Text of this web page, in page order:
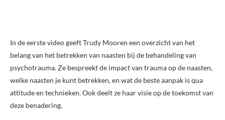
In de eerste video geeft Trudy Mooren een overzicht van het
belang van het betrekken van naasten bij de behandeling van
psychotrauma. Ze bespreekt de impact van trauma op de naasten,
welke naasten je kunt betrekken, en wat de beste aanpak is qua
attitude en technieken. Ook deelt ze haar visie op de toekomst van
deze benadering.